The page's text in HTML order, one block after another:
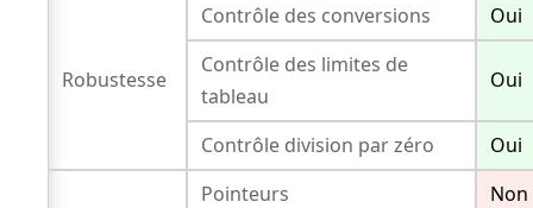
Robustesse
Contrôle des conversions
Oui
Contrôle des limites de
tableau
Oui
Contrôle division par zéro Oui
Pointeurs
Non